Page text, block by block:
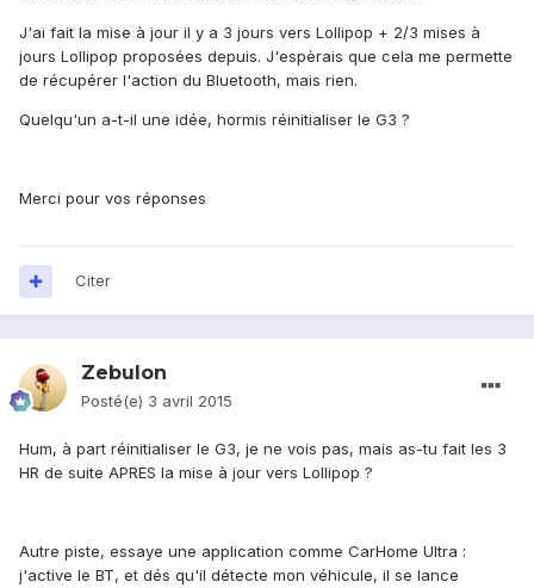
J'ai fait la mise à jour il y a 3 jours vers Lollipop + 2/3 mises à
jours Lollipop proposées depuis. J'espèrais que cela me permette
de récupérer l'action du Bluetooth, mais rien.
Quelqu'un a-t-il une idée, hormis réinitialiser le G3 ?
Merci pour vos réponses
Citer
Zebulon
Posté(e) 3 avril 2015
Hum, à part réinitialiser le G3, je ne vois pas, mais as-tu fait les 3
HR de suite APRES la mise à jour vers Lollipop ?
Autre piste, essaye une application comme CarHome Ultra :
j'active le BT, et dés qu'il détecte mon véhicule, il se lance